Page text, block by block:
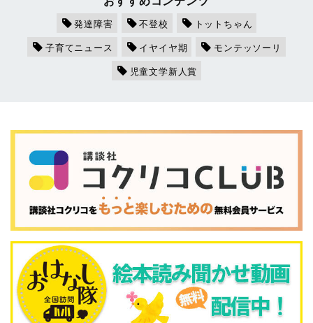
発達障害 不登校
トットちゃん
子育てニュース
イヤイヤ期
モンテッソーリ
児童文学新人賞